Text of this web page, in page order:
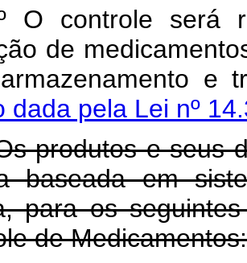
O controle será
de
dada pela Lei nº
produtos e seus
baseada em
para os
de